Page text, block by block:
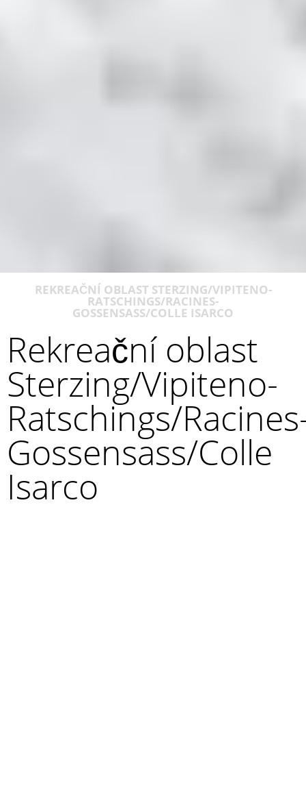
REKREAČNÍ OBLAST STERZING/VIPITENO-
RATSCHINGS/RACINES-
GOSSENSASS/COLLE ISARCO
Rekreační oblast
Sterzing/Vipiteno-
Ratschings/
Gossensass/Colle
Isarco